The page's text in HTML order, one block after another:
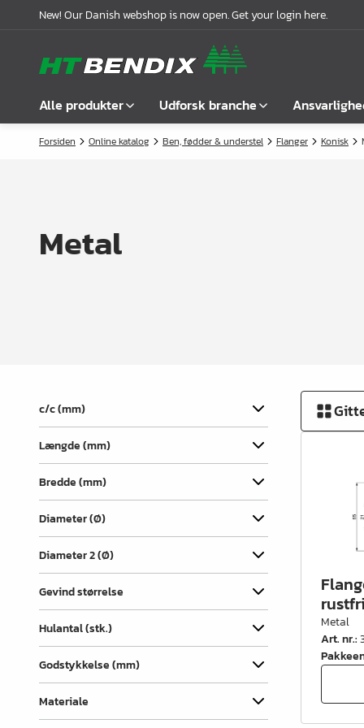
New! Our Danish webshop is now open. Get your login here.
Alle produkter
Vis alle
Låse
Udtræk & skuffedele
Hængsler & lågebeslag
Ben, fødder & understel
Hjul
Filt, glidesøm & anslag
Trådvarer
Køkken- & badindretning
Garderobeindretning &
tilbehør
Bøjlerør- & holdere
Udforsk branche
Møbelindustrien
Garderobeløsninger
Om os
Compliance
Forsiden Online katalog Ben, fødder & understel Flanger Konisk
Metal
c/c (mm)
Længde (mm)
Bredde (mm)
Diameter (Ø)
Diameter 2 (Ø)
Gevind størrelse
Hulantal (stk.)
Godstykkelse (mm)
Materiale
Metal
Art. nr.: